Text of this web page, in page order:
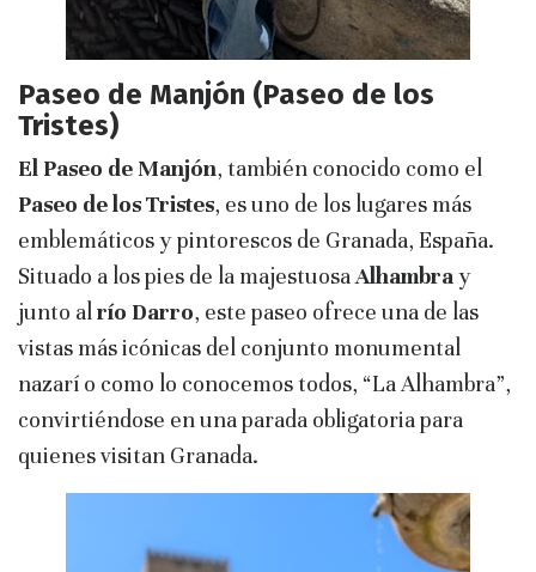
Paseo de Manjón (Paseo de los
Tristes)
El Paseo de Manjón, también conocido como el
Paseo de los Tristes, es uno de los lugares más
emblemáticos y pintorescos de Granada, España.
Situado a los pies de la majestuosa Alhambra y
junto al río Darro, este paseo ofrece una de las
vistas más icónicas del conjunto monumental
nazarí o como lo conocemos todos, “La Alhambra”,
convirtiéndose en una parada obligatoria para
quienes visitan Granada.